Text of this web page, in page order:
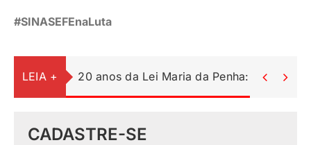
#SINASEFEnaLuta
LEIA + 20 anos da Lei Maria da Penha: uma lei
 
CADASTRE-SE